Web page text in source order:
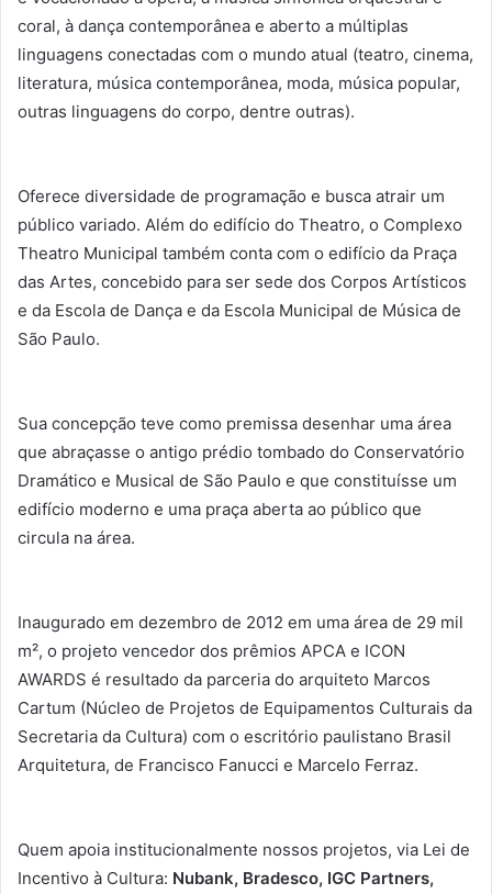
coral, à dança contemporânea e aberto a múltiplas
linguagens conectadas com o mundo atual (teatro, cinema,
literatura, música contemporânea, moda, música popular,
outras linguagens do corpo, dentre outras).
Oferece diversidade de programação e busca atrair um
público variado. Além do edifício do Theatro, o Complexo
Theatro Municipal também conta com o edifício da Praça
das Artes, concebido para ser sede dos Corpos Artísticos
e da Escola de Dança e da Escola Municipal de Música de
São Paulo.
Sua concepção teve como premissa desenhar uma área
que abraçasse o antigo prédio tombado do Conservatório
Dramático e Musical de São Paulo e que constituísse um
edifício moderno e uma praça aberta ao público que
circula na área.
Inaugurado em dezembro de 2012 em uma área de 29 mil
m², o projeto vencedor dos prêmios APCA e ICON
AWARDS é resultado da parceria do arquiteto Marcos
Cartum (Núcleo de Projetos de Equipamentos Culturais da
Secretaria da Cultura) com o escritório paulistano Brasil
Arquitetura, de Francisco Fanucci e Marcelo Ferraz.
Quem apoia institucionalmente nossos projetos, via Lei de
Incentivo à Cultura: Nubank, Bradesco, IGC Partners,